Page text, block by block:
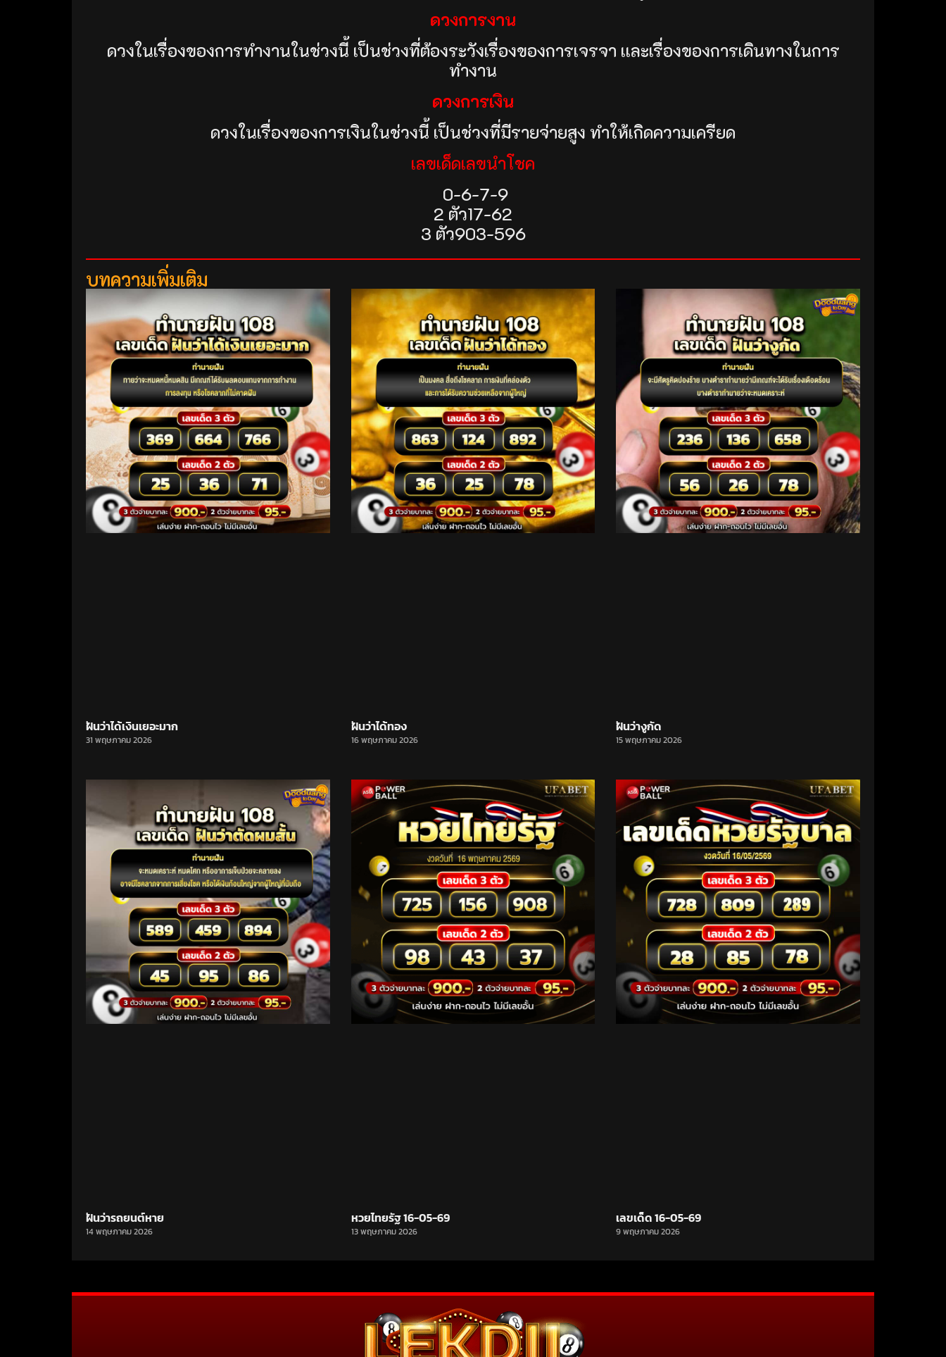
ดวงการงาน
ดวงในเรื่องของการทำงานในช่วงนี้ เป็นช่วงที่ต้องระวังเรื่องของการเจรจา เเละเรื่องของการเดินทางในการ
ทำงาน
ดวงการเงิน
ดวงในเรื่องของการเงินในช่วงนี้ เป็นช่วงที่มีรายจ่ายสูง ทำให้เกิดความเครียด
เลขเด็ดเลขนำโชค
0-6-7-9
2 ตัว17-62
3 ตัว903-596
บทความเพิ่มเติม
ฝันว่าได้เงินเยอะมาก
31 พฤษภาคม 2026
ฝันว่าได้ทอง
16 พฤษภาคม 2026
ฝันว่างูกัด
15 พฤษภาคม 2026
ฝันว่ารถยนต์หาย
14 พฤษภาคม 2026
หวยไทยรัฐ 16-05-69
13 พฤษภาคม 2026
เลขเด็ด 16-05-69
9 พฤษภาคม 2026